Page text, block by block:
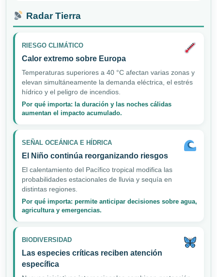
Radar Tierra
RIESGO CLIMÁTICO
Calor extremo sobre Europa
Temperaturas superiores a 40 °C afectan varias zonas y
elevan simultáneamente la demanda eléctrica, el estrés
hídrico y el peligro de incendios.
Por qué importa: la duración y las noches cálidas
aumentan el impacto acumulado.
SEÑAL OCEÁNICA E HÍDRICA
El Niño continúa reorganizando riesgos
El calentamiento del Pacífico tropical modifica las
probabilidades estacionales de lluvia y sequía en
distintas regiones.
Por qué importa: permite anticipar decisiones sobre agua,
agricultura y emergencias.
BIODIVERSIDAD
Las especies críticas reciben atención
específica